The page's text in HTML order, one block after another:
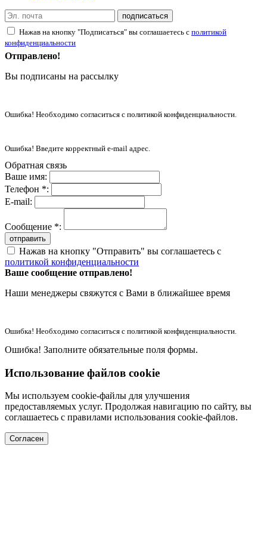
подписаться
Нажав на кнопку "Подписаться" вы соглашаетесь с политикой
конфиденциальности
Отправлено!
Вы подписаны на рассылку
Ошибка! Необходимо согласиться с политикой конфиденциальности.
Ошибка! Введите корректный e-mail адрес.
Обратная связь
Ваше имя:
Телефон *:
E-mail:
Сообщение *:
отправить
Нажав на кнопку "Отправить" вы соглашаетесь с
политикой конфиденциальности
Ваше сообщение отправлено!
Наши менеджеры свяжутся с Вами в ближайшее время
Ошибка! Необходимо согласиться с политикой конфиденциальности.
Ошибка! Заполните обязательные поля формы.
Использование файлов cookie
Мы используем cookie-файлы для улучшения
предоставляемых услуг. Продолжая навигацию по сайту, вы
соглашаетесь с правилами использования cookie-файлов.
Согласен